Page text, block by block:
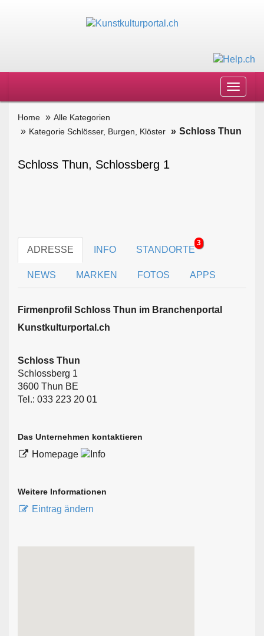
Toggle
Home
Alle Kategorien
Kategorie Schlösser, Burgen, Klöster
Schloss Thun
Schloss Thun, Schlossberg 1
ADRESSE INFO STANDORTE
3
NEWS MARKEN FOTOS APPS
Firmen­profil Schloss Thun im Branchen­portal
Kunstkulturportal.ch
Schloss Thun
Schlossberg 1
3600 Thun BE
Tel.: 033 223 20 01
Das Unternehmen kontaktieren
Homepage
Weitere Informationen
Eintrag ändern